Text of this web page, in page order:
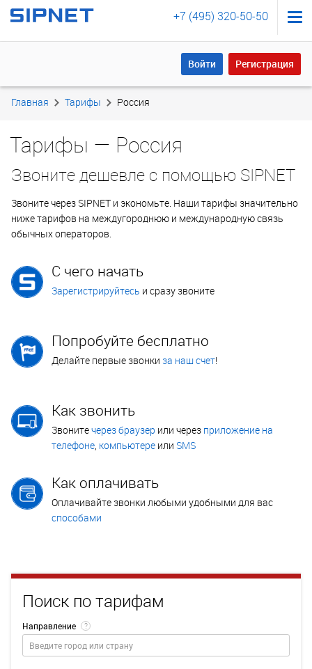
+7 (495) 320-50-50
Войти Регистрация
Войти Регистрация
Главная Тарифы Россия
Тарифы — Россия
Звоните дешевле с помощью SIPNET
Звоните через SIPNET и экономьте. Наши тарифы значительно
ниже тарифов на междугороднюю и международную связь
обычных операторов.
С чего начать
Зарегистрируйтесь и сразу звоните
Попробуйте бесплатно
Делайте первые звонки за наш счет!
Как звонить
Звонитечерез браузер или через приложение на
телефоне, компьютере или SMS
Как оплачивать
Оплачивайте звонки любыми удобными для вас
способами
Поиск по тарифам
Направление ?